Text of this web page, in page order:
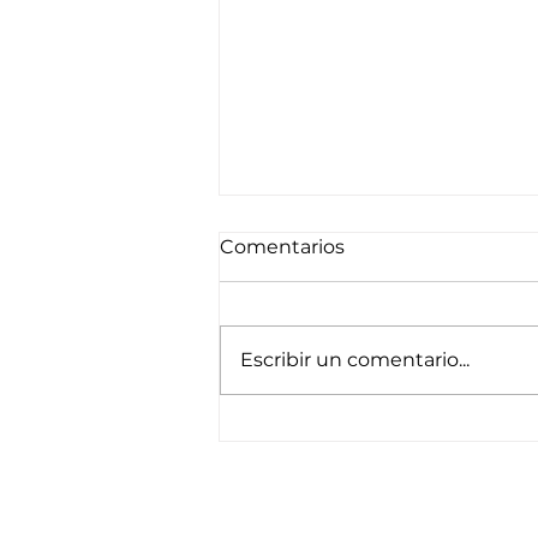
Comentarios
Escribir un comentario...